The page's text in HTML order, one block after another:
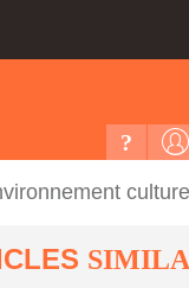
?
culturel